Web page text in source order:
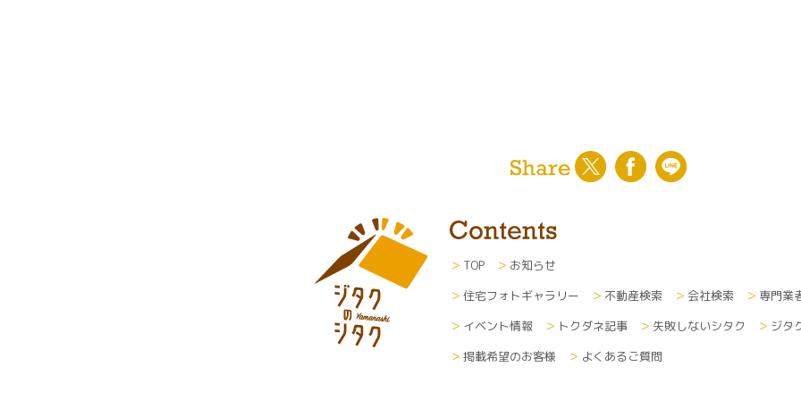
TOP
お知らせ
住宅フォトギャラリー
不動産検索 会社検索
専門業
イベント情報
トクダネ記事 失敗しないシタク
ジタ
掲載希望のお客様
よくあるご質問